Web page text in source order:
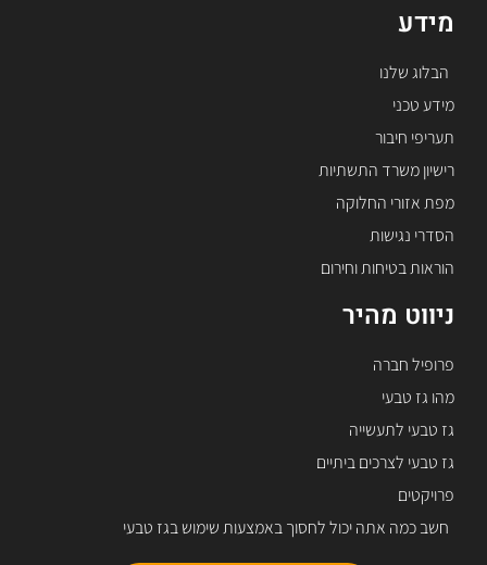
ניווט מהיר
פרופיל חברה
מהו גז טבעי
גז טבעי לתעשייה
גז טבעי לצרכים ביתיים
פרויקטים
חשב כמה אתה יכול לחסוך באמצעות שימוש בגז טבעי
מידע
הבלוג שלנו
מידע טכני
תעריפי חיבור
רישיון משרד התשתיות
מפת אזורי החלוקה
הסדרי נגישות
הוראות בטיחות וחירום